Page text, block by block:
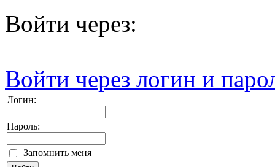
Войти через:
Войти через логин и
Логин:
Пароль:
Запомнить меня